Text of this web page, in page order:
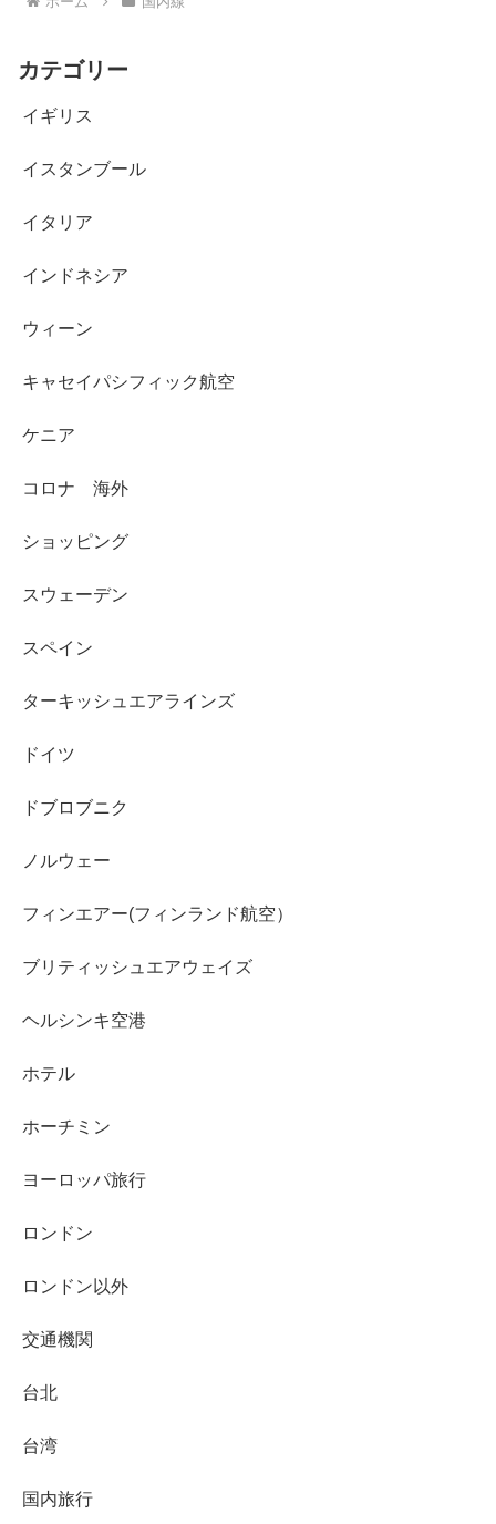
カテゴリー
イギリス
イスタンブール
イタリア
インドネシア
ウィーン
キャセイパシフィック航空
ケニア
コロナ 海外
ショッピング
スウェーデン
スペイン
ターキッシュエアラインズ
ドイツ
ドブロブニク
ノルウェー
フィンエアー(フィンランド航空）
ブリティッシュエアウェイズ
ヘルシンキ空港
ホテル
ホーチミン
ヨーロッパ旅行
ロンドン
ロンドン以外
交通機関
台北
台湾
国内旅行